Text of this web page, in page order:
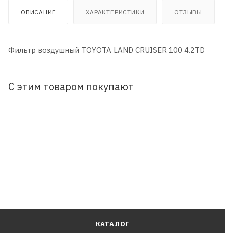
ОПИСАНИЕ ХАРАКТЕРИСТИКИ ОТЗЫВЫ
Фильтр воздушный TOYOTA LAND CRUISER 100 4.2TD
С этим товаром покупают
КАТАЛОГ